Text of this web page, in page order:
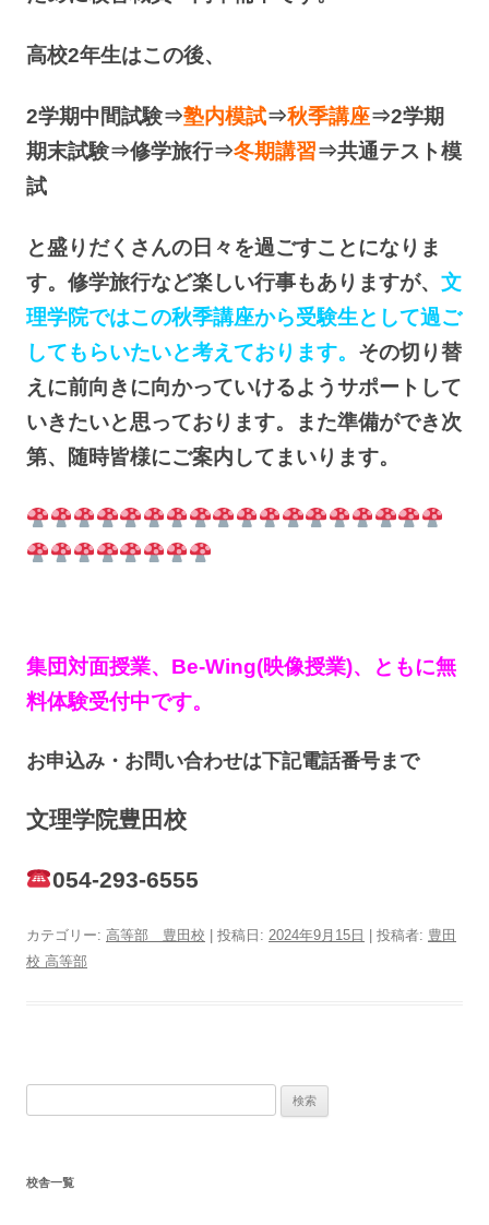
高校2年生はこの後、
2学期中間試験⇒塾内模試⇒秋季講座⇒2学期
期末試験⇒修学旅行⇒冬期講習⇒共通テスト模
試
と盛りだくさんの日々を過ごすことになりま
す。修学旅行など楽しい行事もありますが、 文
理学院ではこの秋季講座から受験生として過ご
してもらいたいと考えております。 その切り替
えに前向きに向かっていけるようサポートして
いきたいと思っております。また準備ができ次
第、随時皆様にご案内してまいります。
集団対面授業、Be-Wing(映像授業)、ともに無
料体験受付中です。
お申込み・お問い合わせは下記電話番号まで
文理学院豊田校
054-293-6555
カテゴリー: 高等部 豊田校 | 投稿日: 2024年9月15日 投稿者: 豊田
校 高等部
校舎一覧